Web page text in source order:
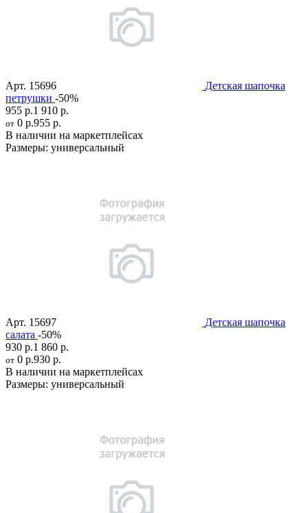
Арт. 15696
Детская шапочка
петрушки -50%
955 р.1 910 р.
от 0 р.955 р.
В наличии на маркетплейсах
Размеры: универсальный
Арт. 15697
Детская шапочка
салата -50%
930 р.1 860 р.
от 0 р.930 р.
В наличии на маркетплейсах
Размеры: универсальный